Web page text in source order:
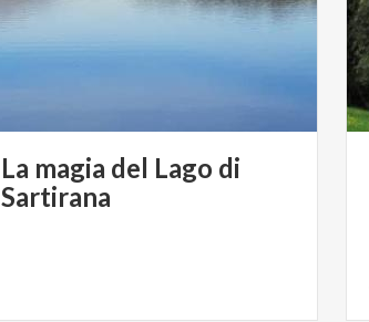
La magia del Lago di
Sartirana